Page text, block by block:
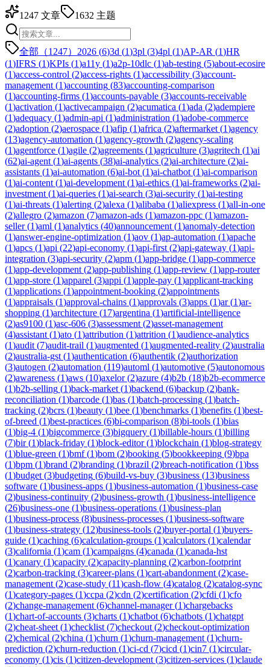
1247 文章 1632 主题
全部（1247） 2026 (6)3d (1)3pl (3)4pl (1)AP-AR (1)HR
(1)IFRS (1)KPIs (1)a11y (1)a2p-10dlc (1)ab-testing (5)about-ecosire
(1)access-control (2)access-rights (1)accessibility (3)account-
management (1)accounting (83)accounting-comparison
(1)accounting-firms (1)accounts-payable (3)accounts-receivable
(1)activation (1)activecampaign (2)acumatica (1)ada (2)adempiere
(1)adequacy (1)admin-api (1)administration (1)adobe-commerce
(2)adoption (2)aerospace (1)afip (1)africa (2)aftermarket (1)agency
(13)agency-automation (1)agency-growth (2)agency-scaling
(1)agentforce (1)agile (2)agreements (1)agriculture (3)agritech (1)ai
(62)ai-agent (1)ai-agents (38)ai-analytics (2)ai-architecture (2)ai-
assistants (1)ai-automation (6)ai-bot (1)ai-chatbot (1)ai-comparison
(1)ai-content (1)ai-development (1)ai-ethics (1)ai-frameworks (2)ai-
investment (1)ai-queries (1)ai-search (3)ai-security (1)ai-testing
(1)ai-threats (1)alerting (2)alexa (1)alibaba (1)aliexpress (1)all-in-one
(2)allegro (2)amazon (7)amazon-ads (1)amazon-ppc (1)amazon-
seller(1)aml (1)analytics (40)announcement (1)anomaly-detection
(1)answer-engine-optimization (1)aov (1)ap-automation (1)apache
(1)apcs (1)api (22)api-economy (1)api-first (2)api-gateway (1)api-
integration (3)api-security (2)apm (1)app-bridge (1)app-commerce
(1)app-development (2)app-publishing (1)app-review (1)app-router
(1)app-store (1)apparel (3)appi (1)apple-pay (1)applicant-tracking
(1)applications (1)appointment-booking (2)appointments
(1)appraisals (1)approval-chains (1)approvals (3)apps (1)ar(1)ar-
shopping (1)architecture (17)argentina (1)artificial-intelligence
(2)as9100 (1)asc-606 (3)assessment (2)asset-management
(4)assistant (1)ato (1)attribution (1)attrition (1)audience-analytics
(1)audit (7)audit-trail (1)augmented (1)augmented-reality (2)australia
(2)australia-gst (1)authentication (6)authentik (2)authorization
(3)autogen (2)automation (119)automl (1)automotive (5)autonomous
(2)awareness (1)aws (10)axelor(2)azure (4)b2b (18)b2b-ecommerce
(1)b2b-selling (1)back-market (1)backend (6)backup (2)bank-
reconciliation (1)barcode (1)bas (1)batch-processing (1)batch-
tracking (2)bcrs (1)beauty (1)bee (1)benchmarks (1)benefits (1)best-
of-breed (1)best-practices (6)bi-comparison (8)bi-tools (1)bias
(1)big-4 (1)bigcommerce (3)bigquery (1)billable-hours (1)billing
(7)bir(1)black-friday (1)block-editor(1)blockchain (1)blog-strategy
(1)blue-green (1)bmf(1)bom (2)booking (5)bookkeeping (9)bpa
(1)bpm (1)brand (2)branding (1)brazil (2)breach-notification (1)bss
(1)budget (3)budgeting (6)build-vs-buy (3)business (13)business
software (1)business-apps (1)business-automation (1)business-case
(2)business-continuity (2)business-growth (1)business-intelligence
(26)business-one (1)business-operations (1)business-plan
(1)business-process (8)business-processes (1)business-software
(1)business-strategy (12)business-tools (2)buyer-portal (1)buyers-
guide (1)caching (6)calculation-groups (1)calculators (1)calendar
(3)california (1)cam (1)campaigns (4)canada (1)canada-hst
(1)canary (1)capacity (2)capacity-planning (2)carbon-footprint
(2)carbon-tracking (3)career-plans (1)cart-abandonment (2)case-
management (2)case-study (11)cash-flow (4)catalog (2)catalog-sync
(1)category-pages (1)ccpa (2)cdn (2)certification (2)cfdi (1)cfo
(2)change-management (6)channel-manager(1)chargebacks
(1)chart-of-accounts (3)charts (1)chatbot (6)chatbots (1)chatgpt
(2)cheat-sheet (1)checklist (7)checkout (2)checkout-optimization
(2)chemical (2)china (1)churn (1)churn-management (1)churn-
prediction (2)churn-reduction (1)ci-cd (7)cicd (1)cin7 (1)circular-
economy (1)cis (1)citizen-development (3)citizen-services (1)claude